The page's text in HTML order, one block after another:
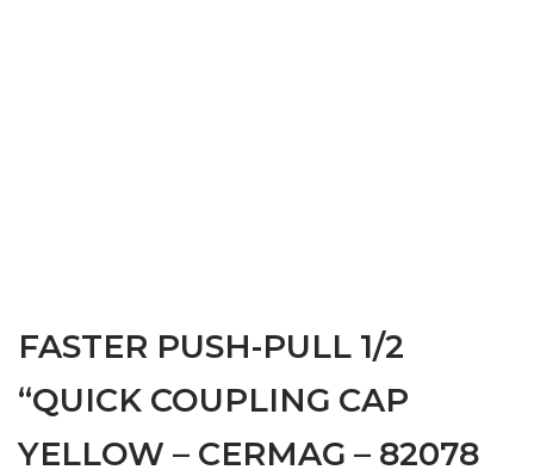
FASTER PUSH-PULL 1/2
“QUICK COUPLING CAP
YELLOW – CERMAG – 82078